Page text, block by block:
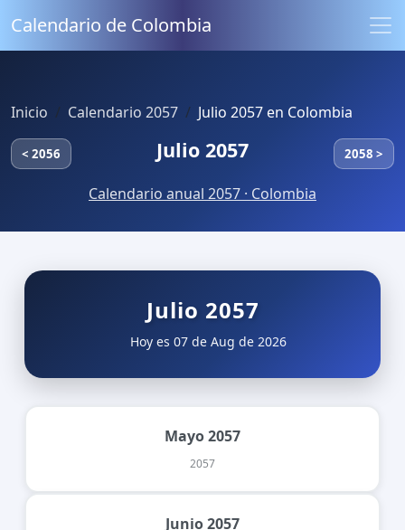
Calendario de Colombia
Inicio Calendario 2057 Julio 2057 en Colombia
< 2056 Julio 2057 2058 >
Calendario anual 2057 · Colombia
Julio 2057
Hoy es 07 de Aug de 2026
Mayo 2057
2057
Junio 2057